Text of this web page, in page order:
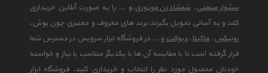
سشوار صنعتی،شمشاد زن موتوری،و ... را به صورت آنلاین خریداری
کنند و به آسانی تحویل بگیرند.برند های معروف و معتبری چون بوش،
رونیکس،ماکیتا،دیوالتو ... در فروشگاه ابزار سرویس در دسترس شما
قرار گرفته است تا با مقایسه آن ها با یکدیگر متناسب با نیاز و خواسته
خودتان محصول مورد نظر را انتخاب و خریداری کنید. فروشگاه ابزار